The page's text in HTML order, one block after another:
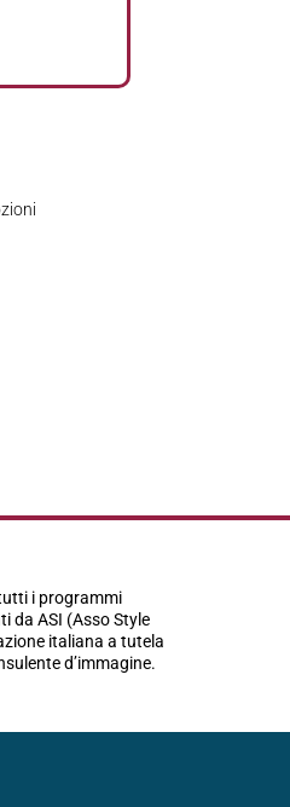
i programmi
da ASI (Asso Style
italiana a tutela
d’immagine.